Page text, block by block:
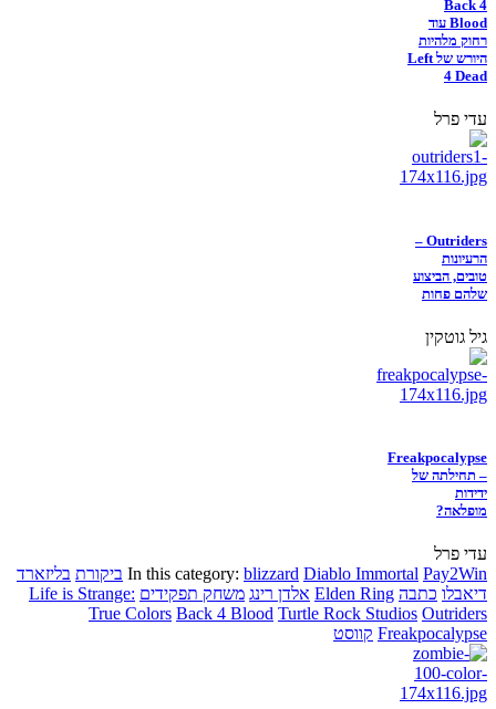
Back 4
Blood עוד
רחוק מלהיות
היורש של Left
4 Dead
עדי פרל
Outriders –
הרעיונות
טובים, הביצוע
שלהם פחות
גיל גוטקין
Freakpocalypse
– תחילתה של
ידידות
מופלאה?
עדי פרל
In this category: blizzard Diablo Immortal Pay2Win ביקורת בליזארד
דיאבלו כתבה Elden Ring אלדן רינג משחק תפקידים Life is Strange:
True Colors Back 4 Blood Turtle Rock Studios Outriders
Freakpocalypse קווסט